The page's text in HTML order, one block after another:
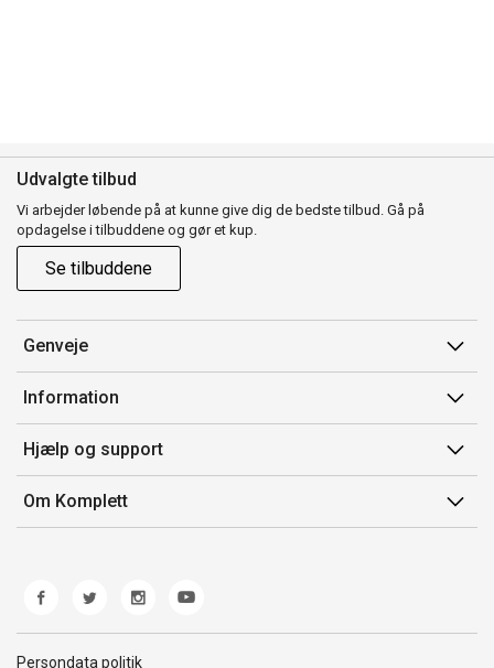
Udvalgte tilbud
Vi arbejder løbende på at kunne give dig de bedste tilbud. Gå på
opdagelse i tilbuddene og gør et kup.
Se tilbuddene
Genveje
Min side
Ordrehistorik
Gavekort
Information
Salgsbetingelser
Mærker/producent
Fortrydelsesret
Hjælp og support
Kontakt os
Kundeservice
Fejl/Mangler
Fragt og levering
Om Komplett
Persondata politik